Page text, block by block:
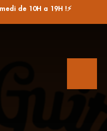
de 10H a 19H !⚡